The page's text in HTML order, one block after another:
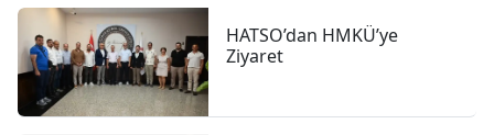
HATSO’dan HMKÜ’ye
Ziyaret